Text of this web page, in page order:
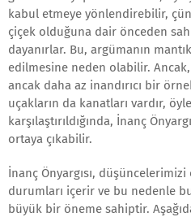
kabul etmeye yönlendirebilir,
çiçek olduğuna dair önceden
dayanırlar. Bu, argümanın
edilmesine neden olabilir.
ancak daha az inandırıcı bir
uçakların da kanatları vardır,
karşılaştırıldığında, İnanç
ortaya çıkabilir.
İnanç Önyargısı,
durumları içerir ve bu nedenle bu
büyük bir öneme sahiptir.